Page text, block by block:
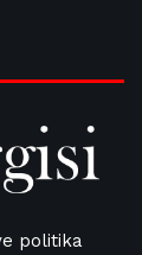
politika